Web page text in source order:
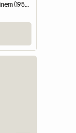
Unterkunft beim Gastgeber | Kraainem (1950) | 12 M2